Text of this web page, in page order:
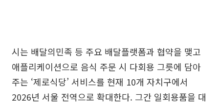
시는 배달의민족 등 주요 배달플랫폼과 협약을 맺고
애플리케이션으로 음식 주문 시 다회용 그릇에 담아
주는 ‘제로식당’ 서비스를 현재 10개 자치구에서
2026년 서울 전역으로 확대한다. 그간 일회용품을 대